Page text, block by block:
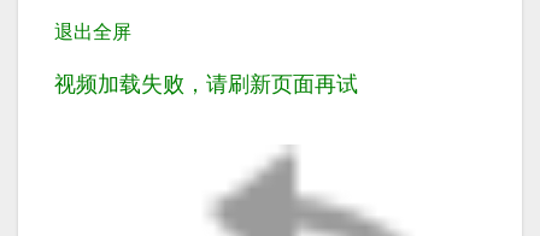
退出全屏
视频加载失败，请刷新页面再试